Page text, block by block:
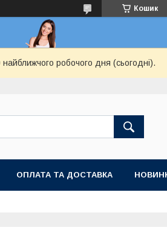
Кошик
робочого дня (сьогодні).
ОПЛАТА ТА ДОСТАВКА